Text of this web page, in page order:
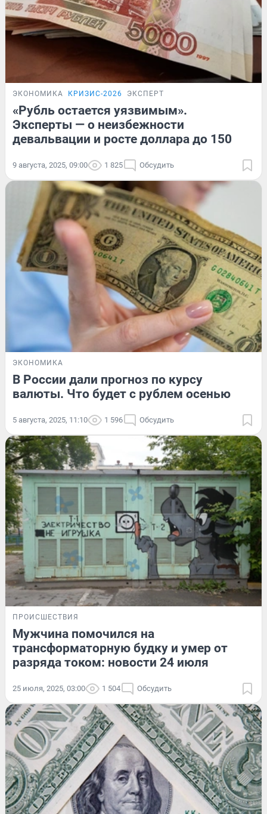
ЭКОНОМИКА КРИЗИС-2026 ЭКСПЕРТ
«Рубль остается уязвимым».
Эксперты — о неизбежности
девальвации и росте доллара до 150
9 августа, 2025, 09:00 1 825 Обсудить
ЭКОНОМИКА
В России дали прогноз по курсу
валюты. Что будет с рублем осенью
5 августа, 2025, 11:10 1 596 Обсудить
ПРОИСШЕСТВИЯ
Мужчина помочился на
трансформаторную будку и умер от
разряда током: новости 24 июля
25 июля, 2025, 03:00 1 504 Обсудить